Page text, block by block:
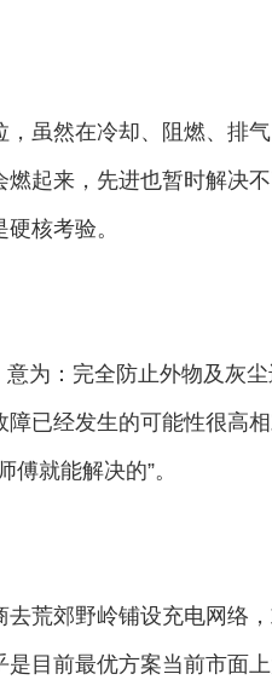
虽然在冷却、阻燃、排
起来，先进也暂时解决
核考验。
为：完全防止外物及灰
已经发生的可能性很高
就能解决的”。
荒郊野岭铺设充电网络
目前最优方案当前市面